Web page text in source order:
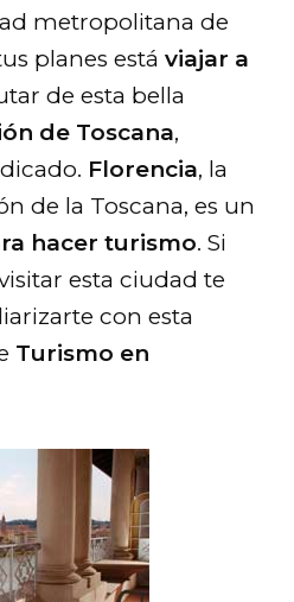
metropolitana de
planes está viajar a
de esta bella
de Toscana,
Florencia, la
de la Toscana, es un
hacer turismo. Si
esta ciudad te
con esta
Turismo en